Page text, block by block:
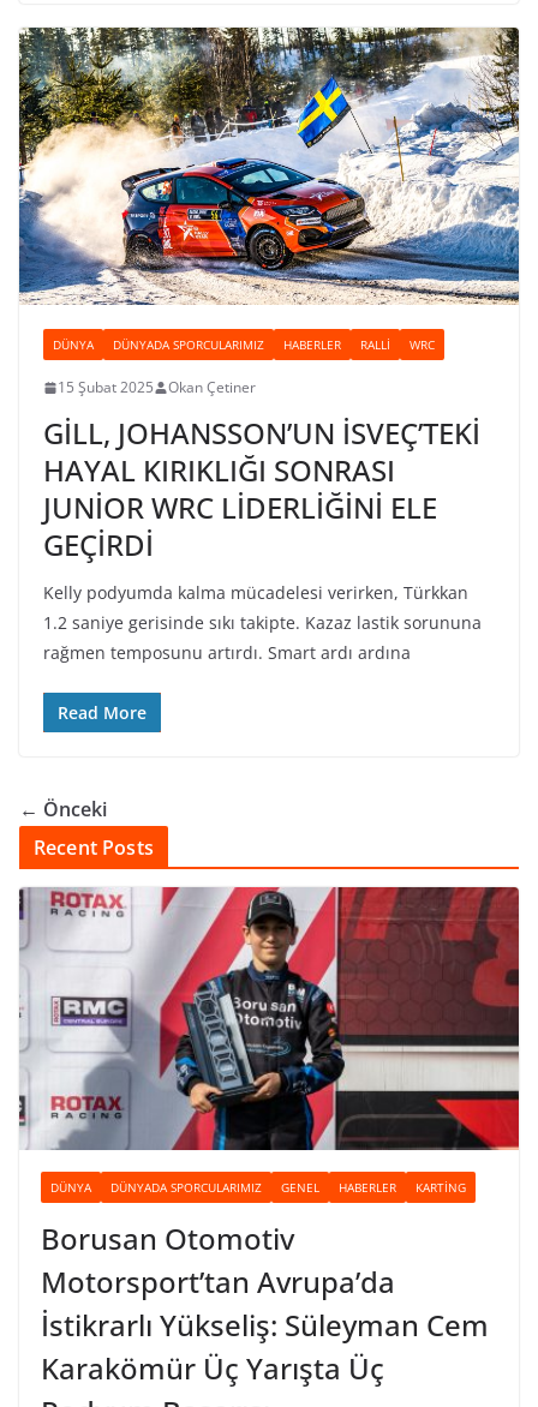
DÜNYA DÜNYADA SPORCULARIMIZ HABERLER RALLI WRC
15 Şubat 2025 Okan Çetiner
GİLL, JOHANSSON’UN İSVEÇ’TEKİ
HAYAL KIRIKLIĞI SONRASI
JUNİOR WRC LİDERLİĞİNİ ELE
GEÇİRDİ
Kelly podyumda kalma mücadelesi verirken, Türkkan
1.2 saniye gerisinde sıkı takipte. Kazaz lastik sorununa
rağmen temposunu artırdı. Smart ardı ardına
Read More
← Önceki
Recent Posts
DÜNYA DÜNYADA SPORCULARIMIZ GENEL HABERLER KARTING
Borusan Otomotiv
Motorsport’tan Avrupa’da
İstikrarlı Yükseliş: Süleyman Cem
Karakömür Üç Yarışta Üç